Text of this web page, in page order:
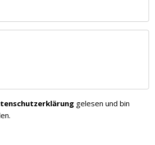
gelesen und bin